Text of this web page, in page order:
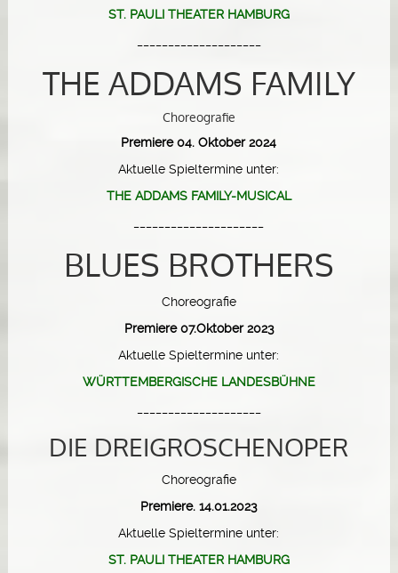
ST. PAULI THEATER HAMBURG
THE ADDAMS FAMILY
Choreografie
Premiere 04. Oktober 2024
Aktuelle Spieltermine unter:
THE ADDAMS FAMILY-MUSICAL
BLUES BROTHERS
Choreografie
Premiere 07.Oktober 2023
Aktuelle Spieltermine unter:
WÜRTTEMBERGISCHE LANDESBÜHNE
DIE DREIGROSCHENOPER
Choreografie
Premiere. 14.01.2023
Aktuelle Spieltermine unter:
ST. PAULI THEATER HAMBURG